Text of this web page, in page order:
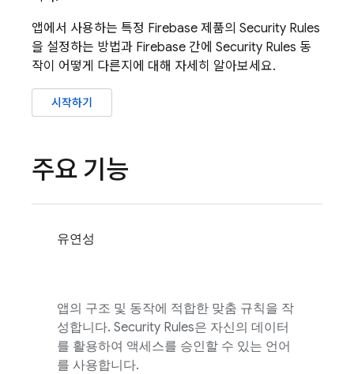
앱에서 사용하는 특정 Firebase 제품의 Security Rules
을 설정하는 방법과 Firebase 간에 Security Rules 동
작이 어떻게 다른지에 대해 자세히 알아보세요.
시작하기
주요 기능
유연성
앱의 구조 및 동작에 적합한 맞춤 규칙을 작
성합니다. Security Rules은 자신의 데이터
를 활용하여 액세스를 승인할 수 있는 언어
를 사용합니다.